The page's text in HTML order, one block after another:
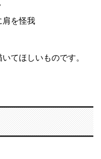
肩を怪我
てほしいものです。